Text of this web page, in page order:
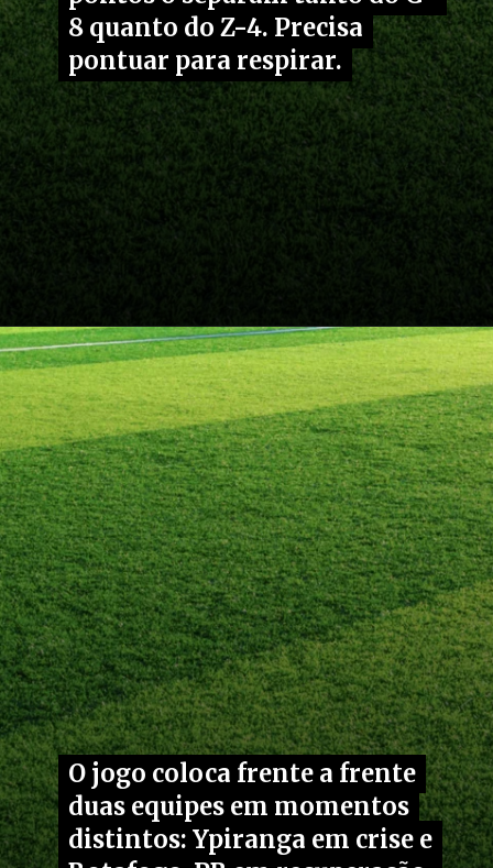
8 quanto do Z-4. Precisa
pontuar para respirar.
8 quanto do Z-4. Precisa
pontuar para respirar.
Opening https://fusne.com/verjogosdehoje
O jogo coloca frente a frente
duas equipes em momentos
distintos: Ypiranga em crise e
O jogo coloca frente a frente
duas equipes em momentos
distintos: Ypiranga em crise e